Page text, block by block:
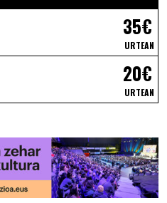
35€
URTEAN
20€
URTEAN